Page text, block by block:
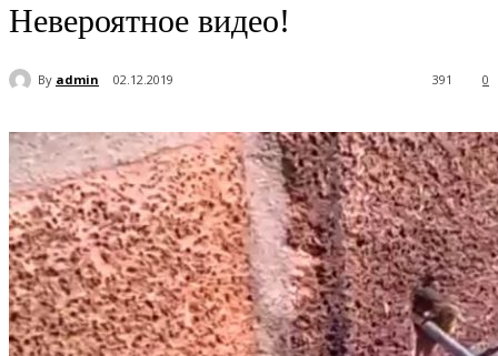
Невероятное видео!
By admin 02.12.2019 0
391